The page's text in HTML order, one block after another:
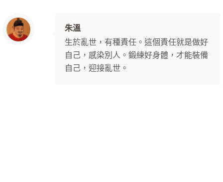
朱溫
生於亂世，有種責任。這個責任就是做好
自己，感染別人。鍛練好身體，才能裝備
自己，迎接亂世。